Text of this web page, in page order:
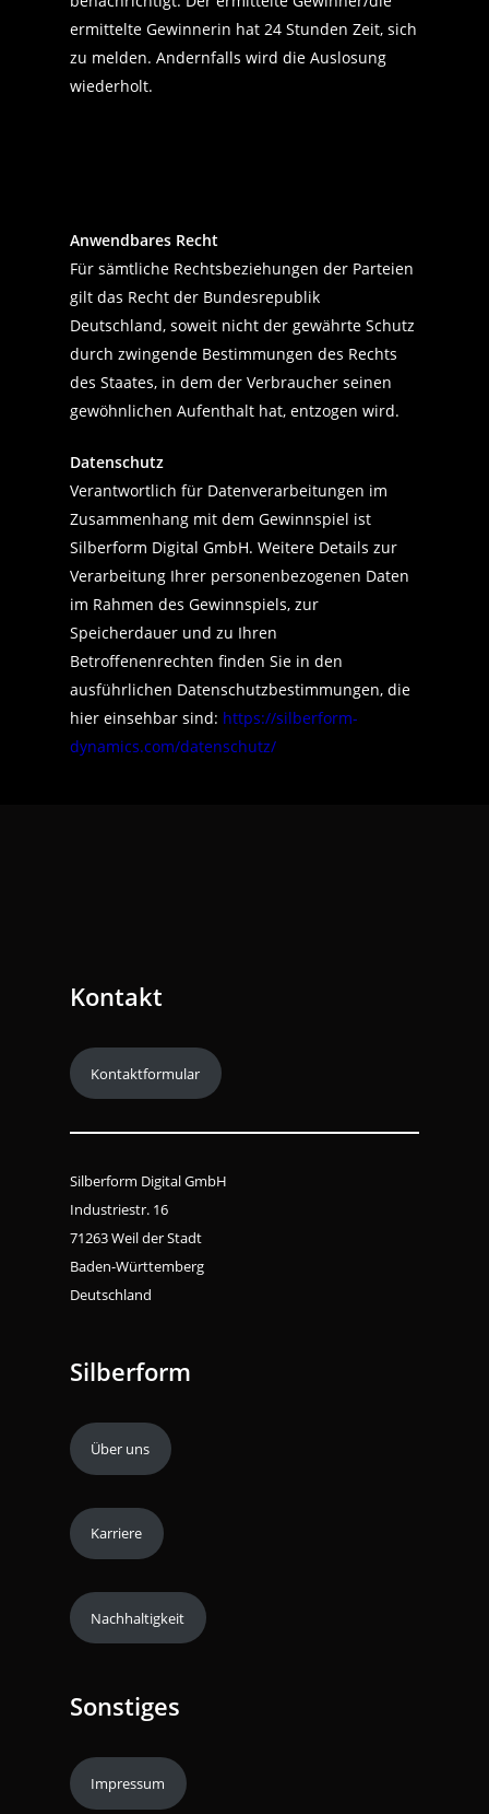
ermittelte Gewinnerin hat 24 Stunden Zeit, sich
zu melden. Andernfalls wird die Auslosung
wiederholt.
Anwendbares Recht
Für sämtliche Rechtsbeziehungen der Parteien
gilt das Recht der Bundesrepublik
Deutschland, soweit nicht der gewährte Schutz
durch zwingende Bestimmungen des Rechts
des Staates, in dem der Verbraucher seinen
gewöhnlichen Aufenthalt hat, entzogen wird.
Datenschutz
Verantwortlich für Datenverarbeitungen im
Zusammenhang mit dem Gewinnspiel ist
Silberform Digital GmbH. Weitere Details zur
Verarbeitung Ihrer personenbezogenen Daten
im Rahmen des Gewinnspiels, zur
Speicherdauer und zu Ihren
Betroffenenrechten finden Sie in den
ausführlichen Datenschutzbestimmungen, die
hier einsehbar sind: https://silberform-
dynamics.com/datenschutz/
Kontakt
Kontaktformular
Silberform Digital GmbH
Industriestr. 16
71263 Weil der Stadt
Baden-Württemberg
Deutschland
Silberform
Über uns
Karriere
Nachhaltigkeit
Sonstiges
Impressum